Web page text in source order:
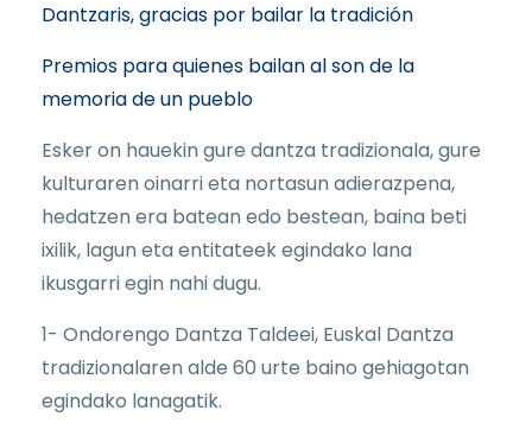
Dantzaris, gracias por bailar la tradición
Premios para quienes bailan al son de la
memoria de un pueblo
Esker on hauekin gure dantza tradizionala, gure
kulturaren oinarri eta nortasun adierazpena,
hedatzen era batean edo bestean, baina beti
ixilik, lagun eta entitateek egindako lana
ikusgarri egin nahi dugu.
1- Ondorengo Dantza Taldeei, Euskal Dantza
tradizionalaren alde 60 urte baino gehiagotan
egindako lanagatik.